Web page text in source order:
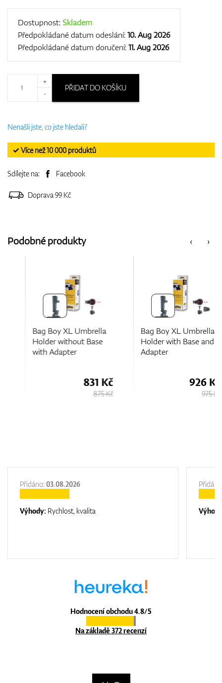
Dárkové poukazy
Dostupnost:Skladem
Předpokládané datum odeslání:10. Aug 2026
Předpokládané datum doručení:11. Aug 2026
+
-
PŘIDAT DO KOŠÍKU
Nenašli jste, co jste hledali?
✓ Více než 10 000 produktů
Sdílejte na: Facebook
Doprava 99 Kč
‹
Podobné produkty ›
Bag Boy XL Umbrella
Holder without Base
with Adapter
831 Kč
875 Kč
Bag Boy XL Umbrella
Holder with Base and
Adapter
926 Kč
975 Kč
Hodnocení obchodu 4.8/5
Na základě 372 recenzí
Přidáno: 03.08.2026
Výhody: Rychlost, kvalita